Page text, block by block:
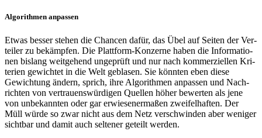
Algo­rith­men anpas­sen
Etwas besser stehen die Chancen dafür, das Übel auf Seiten der Ver­
tei­ler zu bekämp­fen. Die Platt­form-Kon­zerne haben die Infor­ma­tio­
nen bislang weit­ge­hend unge­prüft und nur nach kom­mer­zi­el­len Kri­
te­rien gewich­tet in die Welt gebla­sen. Sie könnten eben diese
Gewich­tung ändern, sprich, ihre Algo­rith­men anpas­sen und Nach­
rich­ten von ver­trau­ens­wür­di­gen Quellen höher bewer­ten als jene
von unbe­kann­ten oder gar erwie­se­ner­ma­ßen zwei­fel­haf­ten. Der
Müll würde so zwar nicht aus dem Netz ver­schwin­den aber weniger
sicht­bar und damit auch sel­te­ner geteilt werden.